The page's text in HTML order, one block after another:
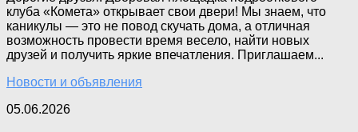
клуба «Комета» открывает свои двери! Мы знаем, что
каникулы — это не повод скучать дома, а отличная
возможность провести время весело, найти новых
друзей и получить яркие впечатления. Приглашаем...
Новости и объявления
05.06.2026